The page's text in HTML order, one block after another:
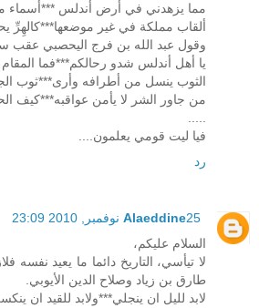
مما يزهدني في أرض أندلس ***أسماء
ألقاب مملكة في غير موضعها***كالهِرِّ
وقول عبد الله بن فرج اليحصبي عقب
يا أهل أندلس شدو رحالكم***فما المقام
الثوب ينسل من أطرافه وأرى***ثوب
من جاور الشر لا يأمن عواقبه***كيف
فيا ليت قومي يعلمون....
رد
Alaeddine25 نوفمبر, 2010 23:09
السلام عليكم،
لا تيأسي، التاريخ دائما ما يعيد نفسه
طارق بن زياد وصلاح الدين الأيوبي.
لابد لليل ان ينجلي***ولابد للقيد ان